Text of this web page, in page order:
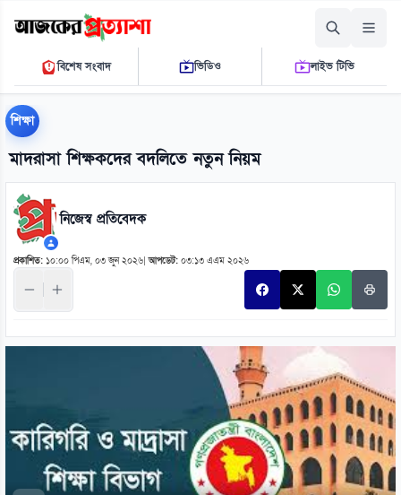
শুক্রবার, ০৭ আগস্ট ২০২৬
০৭ ২৮ ০৭ এ.এম.THE DAILY AJKER PROTTASHA
বিশেষ সংবাদ ভিডিও লাইভ টিভি
শিক্ষা
মাদরাসা শিক্ষকদের বদলিতে নতুন নিয়ম
নিজেস্ব প্রতিবেদক
প্রকাশিত: ১০:০০ পিএম, ০৩ জুন ২০২৬ |আপডেট: ০৩:১৩ এএম ২০২৬